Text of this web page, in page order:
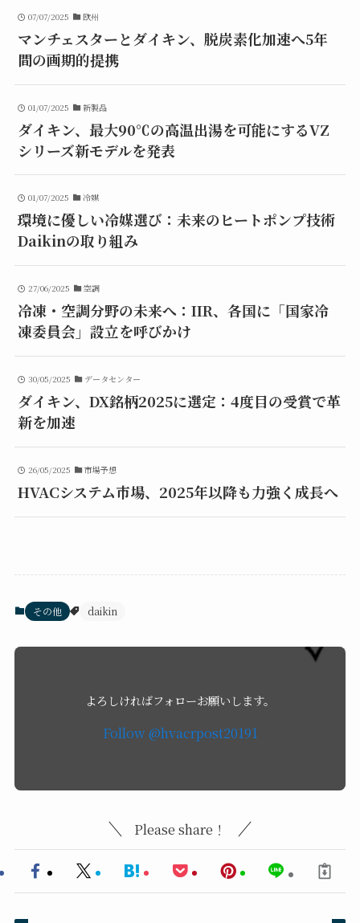
07/07/2025 欧州
マンチェスターとダイキン、脱炭素化加速へ5年
間の画期的提携
01/07/2025 新製品
ダイキン、最大90℃の高温出湯を可能にするVZ
シリーズ新モデルを発表
01/07/2025 冷媒
環境に優しい冷媒選び：未来のヒートポンプ技術
Daikinの取り組み
27/06/2025 空調
冷凍・空調分野の未来へ：IIR、各国に「国家冷
凍委員会」設立を呼びかけ
30/05/2025 データセンター
ダイキン、DX銘柄2025に選定：4度目の受賞で革
新を加速
26/05/2025 市場予想
HVACシステム市場、2025年以降も力強く成長へ
その他 daikin
よろしければフォローお願いします。
Please share！